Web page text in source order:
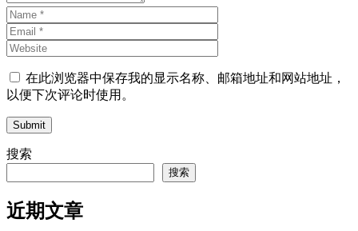
在此浏览器中保存我的显示名称、邮箱地址和网站地址，
以便下次评论时使用。
Submit
搜索
搜索
近期文章